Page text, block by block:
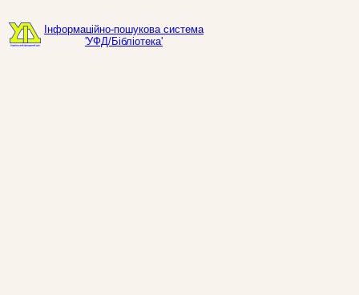
Інформаційно-пошукова система
'УФД/Бібліотека'